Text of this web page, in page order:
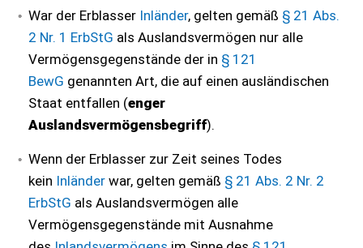
War der Erblasser Inländer, gelten gemäß § 21 Abs.
2 Nr. 1 ErbStG als Auslandsvermögen nur alle
Vermögensgegenstände der in § 121
BewG genannten Art, die auf einen ausländischen
Staat entfallen (enger
Auslandsvermögensbegriff).
Wenn der Erblasser zur Zeit seines Todes
kein Inländer war, gelten gemäß § 21 Abs. 2 Nr. 2
ErbStG als Auslandsvermögen alle
Vermögensgegenstände mit Ausnahme